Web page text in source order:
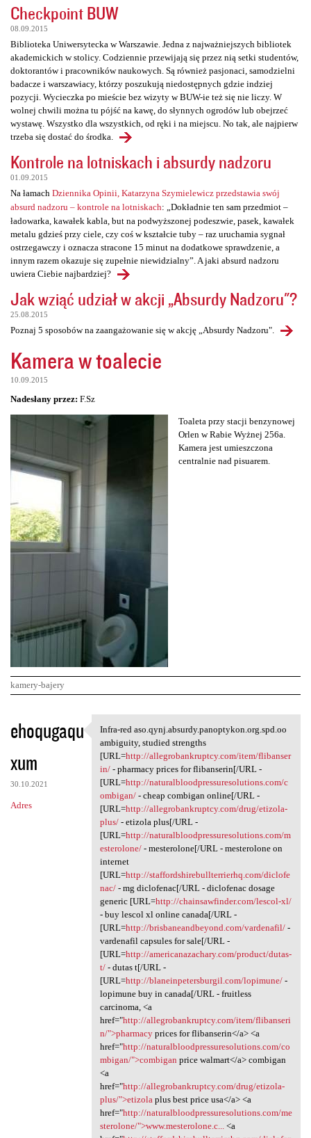
Checkpoint BUW
08.09.2015
Biblioteka Uniwersytecka w Warszawie. Jedna z najważniejszych bibliotek
akademickich w stolicy. Codziennie przewijają się przez nią setki studentów,
doktorantów i pracowników naukowych. Są również pasjonaci, samodzielni
badacze i warszawiacy, którzy poszukują niedostępnych gdzie indziej
pozycji. Wycieczka po mieście bez wizyty w BUW-ie też się nie liczy. W
wolnej chwili można tu pójść na kawę, do słynnych ogrodów lub obejrzeć
wystawę. Wszystko dla wszystkich, od ręki i na miejscu. No tak, ale najpierw
trzeba się dostać do środka.
Kontrole na lotniskach i absurdy nadzoru
01.09.2015
Na łamach Dziennika Opinii, Katarzyna Szymielewicz przedstawia swój
absurd nadzoru – kontrole na lotniskach: „Dokładnie ten sam przedmiot –
ładowarka, kawałek kabla, but na podwyższonej podeszwie, pasek, kawałek
metalu gdzieś przy ciele, czy coś w kształcie tuby – raz uruchamia sygnał
ostrzegawczy i oznacza stracone 15 minut na dodatkowe sprawdzenie, a
innym razem okazuje się zupełnie niewidzialny”. A jaki absurd nadzoru
uwiera Ciebie najbardziej?
Jak wziąć udział w akcji „Absurdy Nadzoru"?
25.08.2015
Poznaj 5 sposobów na zaangażowanie się w akcję „Absurdy Nadzoru".
Kamera w toalecie
10.09.2015
Nadesłany przez: F.Sz
Toaleta przy stacji benzynowej
Orlen w Rabie Wyżnej 256a.
Kamera jest umieszczona
centralnie nad pisuarem.
kamery-bajery
K
o
m
e
n
ehoqugaqu
xum
30.10.2021
Adres
Infra-red aso.qynj.absurdy
Infra-red aso.qynj.absurdy.panoptykon.org.spd.oo
ambiguity, studied strengths
[URL=http://allegrobankruptcy.com/item/flibanser
in/- pharmacy prices for flibanserin[/URL -
[URL=http://naturalbloodpressuresolutions.com/c
ombigan/- cheap combigan online[/URL -
[URL=http://allegrobankruptcy.com/drug/etizola-
plus/- etizola plus[/URL -
[URL=http://naturalbloodpressuresolutions.com/m
esterolone/- mesterolone[/URL - mesterolone on
internet
[URL=http://staffordshirebullterrierhq.com/diclofe
nac/- mg diclofenac[/URL - diclofenac dosage
generic [URL=http://chainsawfinder.com/lescol-xl/
- buy lescol xl online canada[/URL -
[URL=http://brisbaneandbeyond.com/vardenafil/-
vardenafil capsules for sale[/URL -
[URL=http://americanazachary.com/product/dutas-
t/- dutas t[/URL -
[URL=http://blaneinpetersburgil.com/lopimune/-
lopimune buy in canada[/URL - fruitless
carcinoma, <a
href="http://allegrobankruptcy.com/item/flibanseri
n/">pharmacyprices for flibanserin</a> <a
href="http://naturalbloodpressuresolutions.com/co
mbigan/">combigan price walmart</a> combigan
<a
href="http://allegrobankruptcy.com/drug/etizola-
plus/">etizola plus best price usa</a> <a
href="http://naturalbloodpressuresolutions.com/me
sterolone/">www.mesterolone.c...
<a